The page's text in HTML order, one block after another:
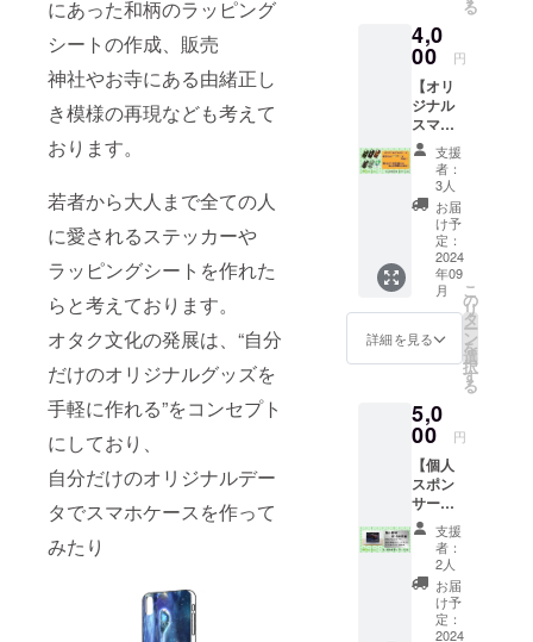
にあった和柄のラッピング
シートの作成、販売
神社やお寺にある由緒正し
き模様の再現なども考えて
おります。
若者から大人まで全ての人
に愛されるステッカーや
ラッピングシートを作れた
らと考えております。
オタク文化の発展は、“自分
だけのオリジナルグッズを
手軽に作れる”をコンセプト
にしており、
自分だけのオリジナルデー
タでスマホケースを作って
みたり
ただき
ます。
（カッ
トして
欲しい
などの
要望が
ありま
したら
ご連絡
くださ
い） ※
メール
で使い
たい
データ
を頂き
の後返
送させ
ていた
だきま
す。 ※
デザイ
ン確定
後、印
刷し、
発送さ
せてい
ただき
る
4,0
00 円
【オリ
ジナル
スマホ
ケー
ス】 自
分だけ
のデー
タでオ
リジナ
ルスマ
ホケー
スを作
りませ
んか？
使いた
いデー
きまし
たらこ
ちらで
スマホ
ケース
を作成
し、発
送させ
ていた
だきま
す。 ※
メール
支援
者：
3人
お届
け予
定：
2024
年09
月
詳細を見る
こ
の
リ
タ
ー
ン
を
選
択
す
る
5,0
00 円
【個人
スポン
サー】
Killiek
Factory
のHPに
スポン
サーと
して掲
載させ
支援
者：
2人
お届
け予
定：
2024